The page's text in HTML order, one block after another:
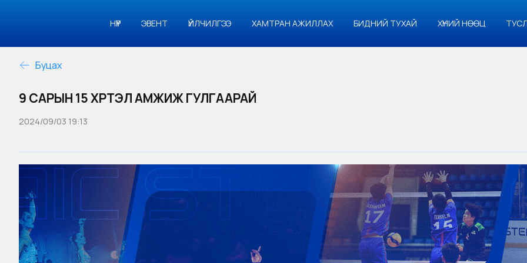
НҮҮР ЭВЕНТ ҮЙЛЧИЛГЭЭ ХАМТРАН АЖИЛЛАХ БИДНИЙ ТУХАЙ ХҮНИЙ НӨӨЦ
Буцах
9 САРЫН 15 ХҮРТЭЛ АМЖИЖ ГУЛГААРАЙ
2024/09/03 19:13